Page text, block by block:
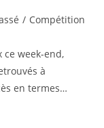
/ Compétition
ce week-end,
à
en termes…